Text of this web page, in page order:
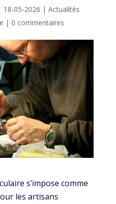
18-05-2026 | Actualités
| 0 commentaires
s’impose comme
les artisans